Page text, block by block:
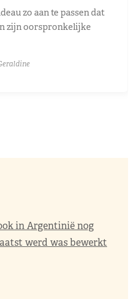
zo aan te passen dat
zijn oorspronkelijke
in Argentinië nog
werd was bewerkt